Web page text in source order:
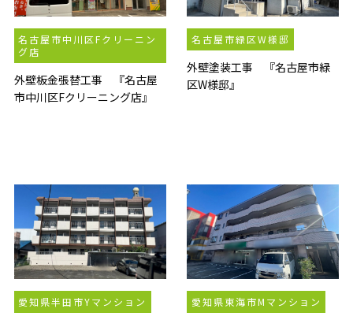
名古屋市中川区Fクリーニン
グ店
外壁板金張替工事 『名古屋
市中川区Fクリーニング店』
名古屋市緑区W様邸
外壁塗装工事 『名古屋市緑
区W様邸』
愛知県半田市Yマンション 愛知県東海市Mマンション